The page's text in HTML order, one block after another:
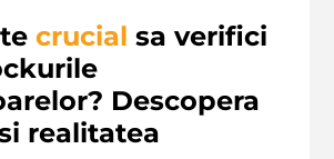
crucial sa verifici
Descopera
realitatea